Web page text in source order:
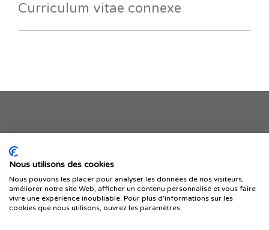
Curriculum vitae connexe
Je publie mon offre
Nous utilisons des cookies
Nous pouvons les placer pour analyser les données de nos visiteurs,
améliorer notre site Web, afficher un contenu personnalisé et vous faire
vivre une expérience inoubliable. Pour plus d'informations sur les
cookies que nous utilisons, ouvrez les paramètres.